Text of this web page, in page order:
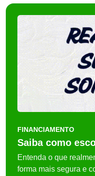
FINANCIAMENTO
Saiba como
Entenda o que
forma mais segura e